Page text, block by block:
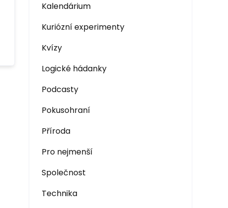
Kalendárium
Kuriózní experimenty
Kvízy
Logické hádanky
Podcasty
Pokusohraní
Příroda
Pro nejmenší
Společnost
Technika